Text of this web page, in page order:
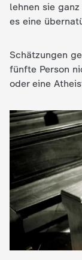
d
e
n
c
lehnen sie
es eine
Schätzungen
fünfte Person
oder eine